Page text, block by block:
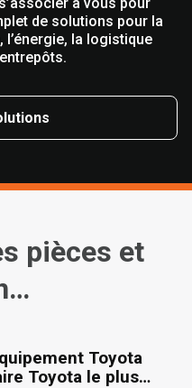
de solutions pour la
l’énergie, la logistique
pièces et
Toyota
Toyota le plus